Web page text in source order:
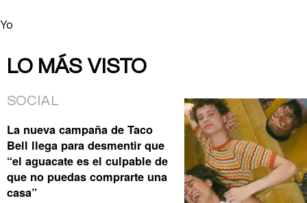
Yo
LO MÁS VISTO
SOCIAL
La nueva campaña de Taco
Bell llega para desmentir que
“el aguacate es el culpable de
que no puedas comprarte una
casa”